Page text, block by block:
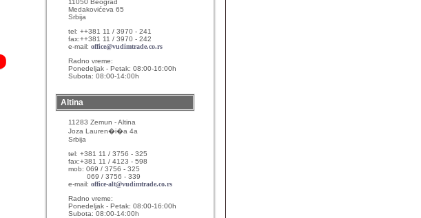
11050 Beograd
Medakovićeva 65
Srbija
tel: ++381 11 / 3970 - 241
fax:++381 11 / 3970 - 242
e-mail: office@vudimtrade.co.rs
Radno vreme:
Ponedeljak - Petak: 08:00-16:00h
Subota: 08:00-14:00h
Altina
11283 Zemun - Altina
Joza Lauren�i�a 4a
Srbija
tel: +381 11 / 3756 - 325
fax:+381 11 / 4123 - 598
mob: 069 / 3756 - 325
069 / 3756 - 339
e-mail: office-alt@vudimtrade.co.rs
Radno vreme:
Ponedeljak - Petak: 08:00-16:00h
Subota: 08:00-14:00h